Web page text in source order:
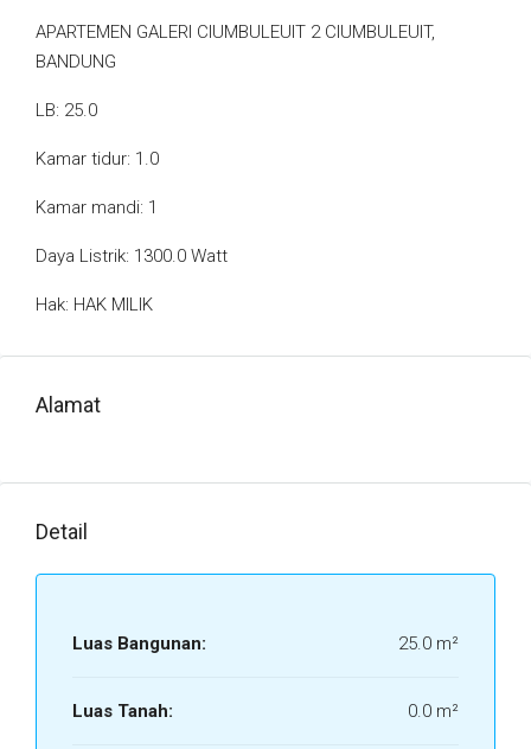
APARTEMEN GALERI CIUMBULEUIT 2 CIUMBULEUIT,
BANDUNG
LB: 25.0
Kamar tidur: 1.0
Kamar mandi: 1
Daya Listrik: 1300.0 Watt
Hak: HAK MILIK
Alamat
Detail
Luas Bangunan: 25.0 m²
Luas Tanah: 0.0 m²